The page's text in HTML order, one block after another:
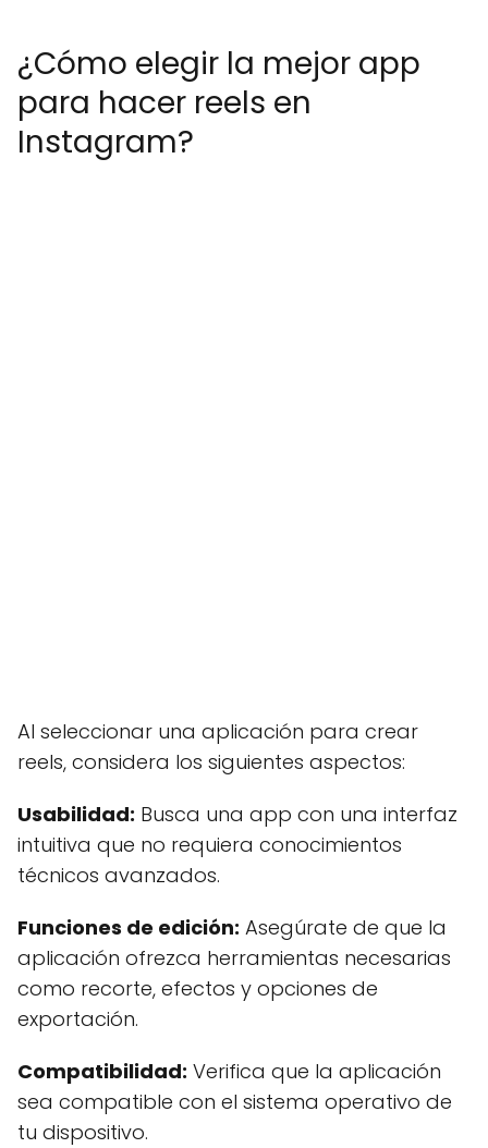
¿Cómo elegir la mejor app
para hacer reels en
Instagram?
Al seleccionar una aplicación para crear
reels, considera los siguientes aspectos:
Usabilidad: Busca una app con una interfaz
intuitiva que no requiera conocimientos
técnicos avanzados.
Funciones de edición: Asegúrate de que la
aplicación ofrezca herramientas necesarias
como recorte, efectos y opciones de
exportación.
Compatibilidad: Verifica que la aplicación
sea compatible con el sistema operativo de
tu dispositivo.